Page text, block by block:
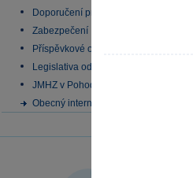
Doporučení pro zálohování
Zabezpečení
Příspěvkové organizace
Legislativa od 1. 1. 2024
JMHZ v Pohodě a Pamice
Obecný internetový obchod